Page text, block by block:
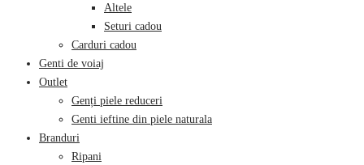
Altele
Seturi cadou
Carduri cadou
Genti de voiaj
Outlet
Genți piele reduceri
Genti ieftine din piele naturala
Branduri
Ripani